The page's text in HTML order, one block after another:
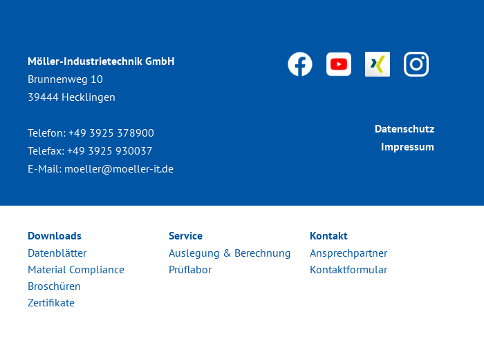
Möller-Industrietechnik GmbH
Brunnenweg 10
39444 Hecklingen
Telefon: +49 3925 378900
Telefax: +49 3925 930037
E-Mail: moeller@moeller-it.de
Datenschutz
Impressum
Downloads
Datenblätter
Material Compliance
Broschüren
Zertifikate
Service
Auslegung & Berechnung
Prüflabor
Kontakt
Ansprechpartner
Kontaktformular